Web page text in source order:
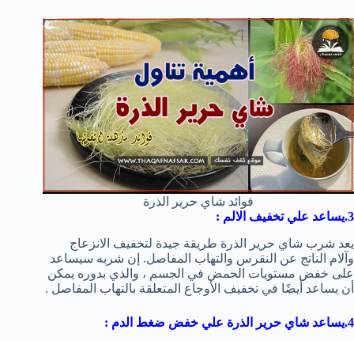
فوائد شاي حرير الذرة
3.يساعد علي تخفيف الالم :
يعد شرب شاي حرير الذرة طريقة جيدة لتخفيف الانزعاج
وآلام الناتج عن النقرس والتهاب المفاصل. إن شربه سيساعد
على خفض مستويات الحمض في الجسم ، والذي بدوره يمكن
أن يساعد أيضًا في تخفيف الأوجاع المتعلقة بالتهاب المفاصل .
4.يساعد شاي حرير الذرة علي خفض ضغط الدم :